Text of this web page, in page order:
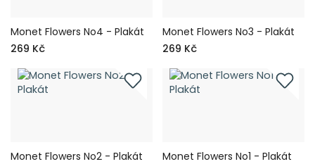
Monet Flowers No4 - Plakát
269 Kč
Monet Flowers No3 - Plakát
269 Kč
Monet Flowers No2 - Plakát
Monet Flowers No1 - Plakát